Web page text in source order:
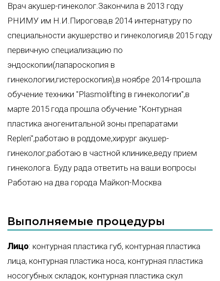
Врач акушер-гинеколог.Закончила в 2013 году
РНИМУ им Н.И.Пирогова,в 2014 интернатуру по
специальности акушерство и гинекология,в 2015 году
первичную специализацию по
эндоскопии(лапароскопия в
гинекологии,гистероскопия),в ноябре 2014-прошла
обучение техники "Plasmolifting в гинекологии",в
марте 2015 года прошла обучение "Контурная
пластика аногенитальной зоны препаратами
Repleri",работаю в роддоме,хирург акушер-
гинеколог,работаю в частной клинике,веду прием
гинеколога. Буду рада ответить на ваши вопросы
Работаю на два города Майкоп-Москва
Выполняемые процедуры
Лицо: контурная пластика губ, контурная пластика
лица, контурная пластика носа, контурная пластика
носогубных складок, контурная пластика скул